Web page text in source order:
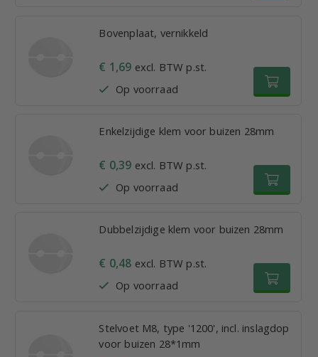
Bovenplaat, vernikkeld
€ 1,69 excl. BTW p.st.
Op voorraad
Enkelzijdige klem voor buizen 28mm
€ 0,39 excl. BTW p.st.
Op voorraad
Dubbelzijdige klem voor buizen 28mm
€ 0,48 excl. BTW p.st.
Op voorraad
Stelvoet M8, type '1200', incl. inslagdop
voor buizen 28*1mm